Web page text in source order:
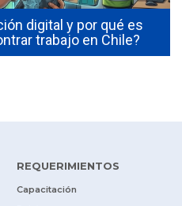
digital y por qué es
trabajo en Chile?
REQUERIMIENTOS
Capacitación